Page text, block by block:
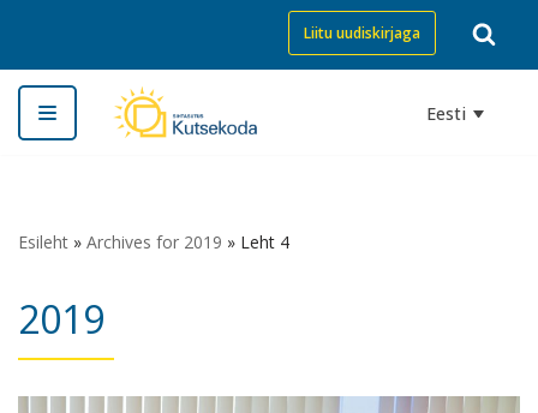
Skip
to
content
Liitu uudiskirjaga
Eesti
Esileht » Archives for 2019 » Leht 4
2019